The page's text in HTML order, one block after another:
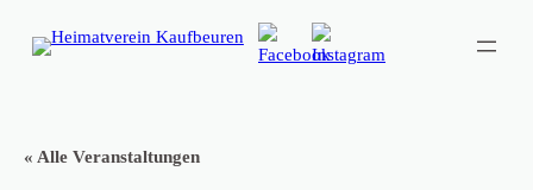
« Alle Veranstaltungen